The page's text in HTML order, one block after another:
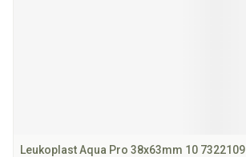
Leukoplast Aqua Pro 38x63mm 10 7322109